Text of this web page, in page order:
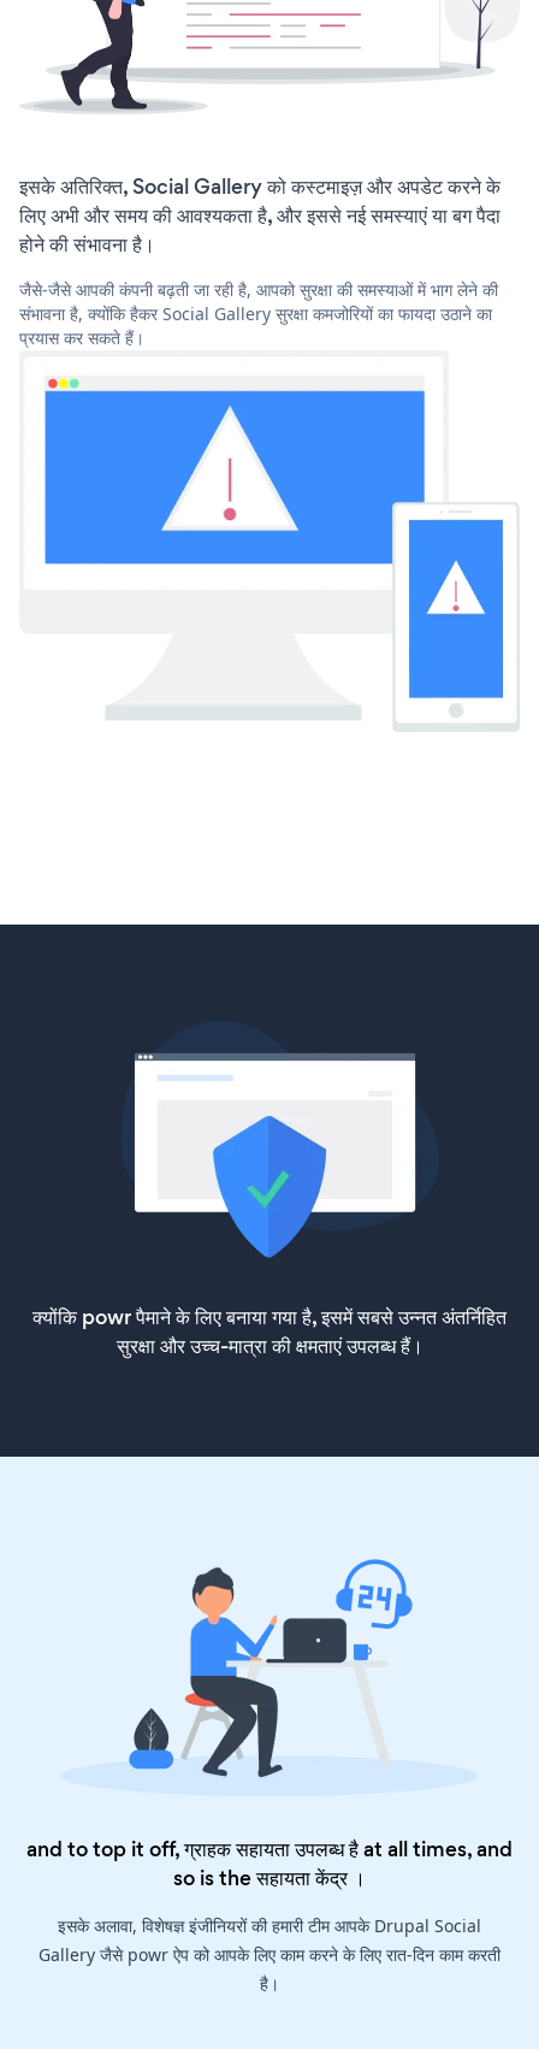
इसके अतिरिक्त, Social Gallery को कस्टमाइज़ और अपडेट करने के
लिए अभी और समय की आवश्यकता है, और इससे नई समस्याएं या बग पैदा
होने की संभावना है।
जैसे-जैसे आपकी कंपनी बढ़ती जा रही है, आपको सुरक्षा की समस्याओं में भाग लेने की
संभावना है, क्योंकि हैकर Social Gallery सुरक्षा कमजोरियों का फायदा उठाने का
प्रयास कर सकते हैं।
क्योंकि powr पैमाने के लिए बनाया गया है, इसमें सबसे उन्नत अंतर्निहित
सुरक्षा और उच्च-मात्रा की क्षमताएं उपलब्ध हैं।
and to top it off, ग्राहक सहायता उपलब्ध है at all times, and
so is theसहायता केंद्र।
इसके अलावा, विशेषज्ञ इंजीनियरों की हमारी टीम आपके Drupal Social
Gallery जैसे powr ऐप को आपके लिए काम करने के लिए रात-दिन काम करती
है।